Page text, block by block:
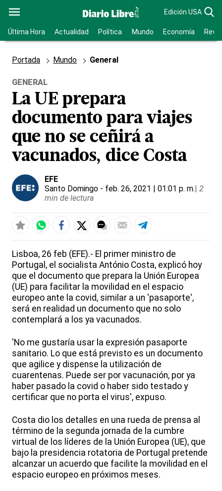
Edición USA
Última Hora Actualidad Política Mundo Economía
Portada Mundo General
GENERAL
La UE prepara
documento para viajes
que no se ceñirá a
vacunados, dice Costa
EFE
Santo Domingo - feb. 26, 2021 | 01:01 p. m.| 2
min de lectura
Lisboa, 26 feb (EFE).- El primer ministro de
Portugal, el socialista António Costa, explicó hoy
que el documento que prepara la Unión Europea
(UE) para facilitar la movilidad en el espacio
europeo ante la covid, similar a un 'pasaporte',
será en realidad un documento que no solo
contemplará a los ya vacunados.
'No me gustaría usar la expresión pasaporte
sanitario. Lo que está previsto es un documento
que agilice y dispense la utilización de
cuarentenas. Puede ser por vacunación, por ya
haber pasado la covid o haber sido testado y
certificar que no porta el virus', expuso.
Costa dio los detalles en una rueda de prensa al
término de la segunda jornada de la cumbre
virtual de los líderes de la Unión Europea (UE), que
bajo la presidencia rotatoria de Portugal pretende
alcanzar un acuerdo que facilite la movilidad en el
espacio europeo en próximos meses.